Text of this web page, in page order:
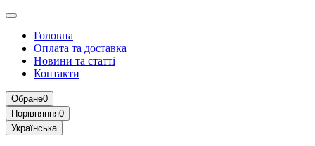
Головна
Оплата та доставка
Новини та статті
Контакти
Обране0
Порівняння0
Українська